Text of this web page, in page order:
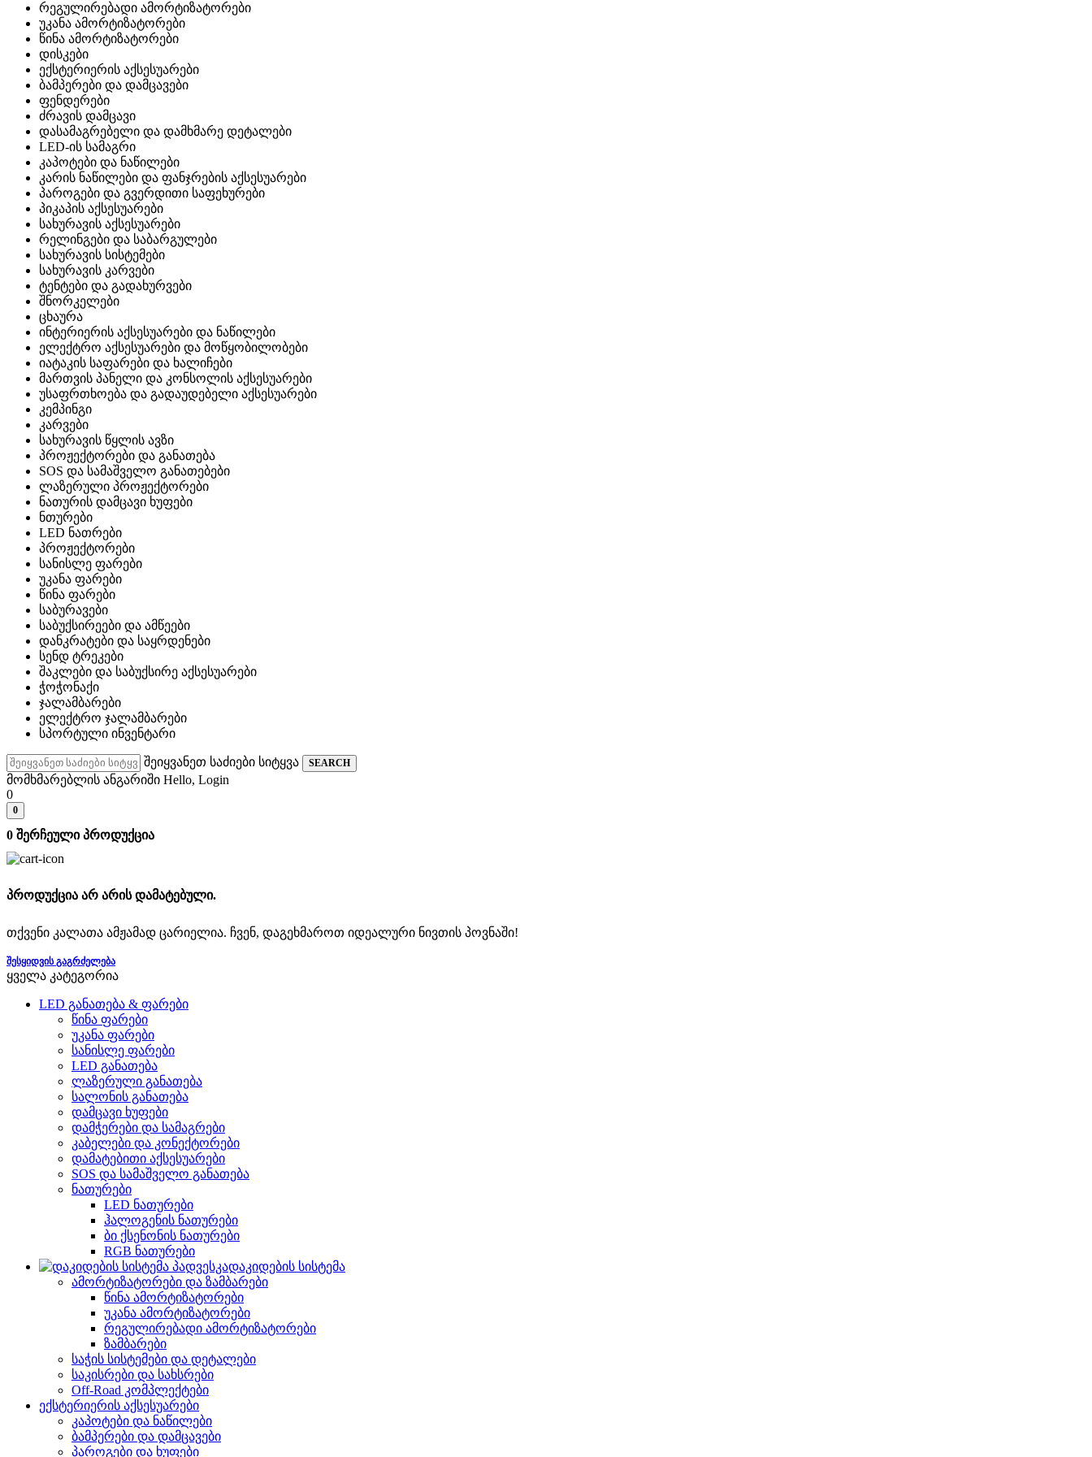
რეგულირებადი ამორტიზატორები
უკანა ამორტიზატორები
წინა ამორტიზატორები
დისკები
ექსტერიერის აქსესუარები
ბამპერები და დამცავები
ფენდერები
ძრავის დამცავი
დასამაგრებელი და დამხმარე დეტალები
LED-ის სამაგრი
კაპოტები და ნაწილები
კარის ნაწილები და ფანჯრების აქსესუარები
პაროგები და გვერდითი საფეხურები
პიკაპის აქსესუარები
სახურავის აქსესუარები
რელინგები და საბარგულები
სახურავის სისტემები
სახურავის კარვები
ტენტები და გადახურვები
შნორკელები
ცხაურა
ინტერიერის აქსესუარები და ნაწილები
ელექტრო აქსესუარები და მოწყობილობები
იატაკის საფარები და ხალიჩები
მართვის პანელი და კონსოლის აქსესუარები
უსაფრთხოება და გადაუდებელი აქსესუარები
კემპინგი
კარვები
სახურავის წყლის ავზი
პროჟექტორები და განათება
SOS და სამაშველო განათებები
ლაზერული პროჟექტორები
ნათურის დამცავი ხუფები
ნთურები
LED ნათრები
პროჟექტორები
სანისლე ფარები
უკანა ფარები
წინა ფარები
საბურავები
საბუქსირეები და ამწეები
დანკრატები და საყრდენები
სენდ ტრეკები
შაკლები და საბუქსირე აქსესუარები
ჭოჭონაქი
ჯალამბარები
ელექტრო ჯალამბარები
სპორტული ინვენტარი
შეიყვანეთ საძიები სიტყვა SEARCH
მომხმარებლის ანგარიში Hello, Login
0
0
0 შერჩეული პროდუქცია
პროდუქცია არ არის დამატებული.
თქვენი კალათა ამჟამად ცარიელია. ჩვენ, დაგეხმაროთ იდეალური ნივთის პოვნაში!
ᲨᲔᲡᲧᲘᲓᲕᲘᲡ ᲒᲐᲒᲠᲫᲔᲚᲔᲑᲐ
ყველა კატეგორია
LED განათება & ფარები
წინა ფარები
უკანა ფარები
სანისლე ფარები
LED განათება
ლაზერული განათება
სალონის განათება
დამცავი ხუფები
დამჭერები და სამაგრები
კაბელები და კონექტორები
დამატებითი აქსესუარები
SOS და სამაშველო განათება
ნათურები
LED ნათურები
ჰალოგენის ნათურები
ბი ქსენონის ნათურები
RGB ნათურები
დაკიდების სისტემა
ამორტიზატორები და ზამბარები
წინა ამორტიზატორები
უკანა ამორტიზატორები
რეგულირებადი ამორტიზატორები
ზამბარები
საჭის სისტემები და დეტალები
საკისრები და სახსრები
Off-Road კომპლექტები
ექსტერიერის აქსესუარები
კაპოტები და ნაწილები
ბამპერები და დამცავები
პაროგები და ხუფები